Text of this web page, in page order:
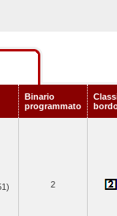
Binario
programmato
2